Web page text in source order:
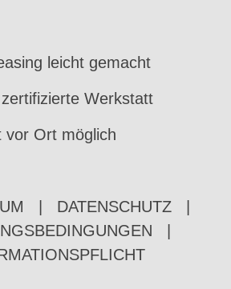
leicht gemacht
Werkstatt
vor Ort möglich
DATENSCHUTZ